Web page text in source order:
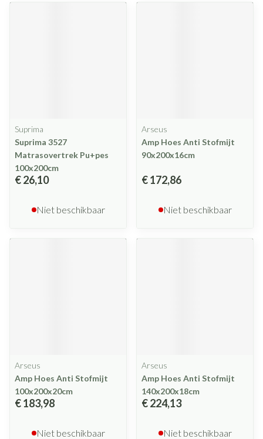
Suprima
Suprima 3527
Matrasovertrek Pu+pes
100x200cm
€ 26,10
Niet beschikbaar
Arseus
Amp Hoes Anti Stofmijt
90x200x16cm
€ 172,86
Niet beschikbaar
Arseus
Amp Hoes Anti Stofmijt
100x200x20cm
€ 183,98
Niet beschikbaar
Arseus
Amp Hoes Anti Stofmijt
140x200x18cm
€ 224,13
Niet beschikbaar